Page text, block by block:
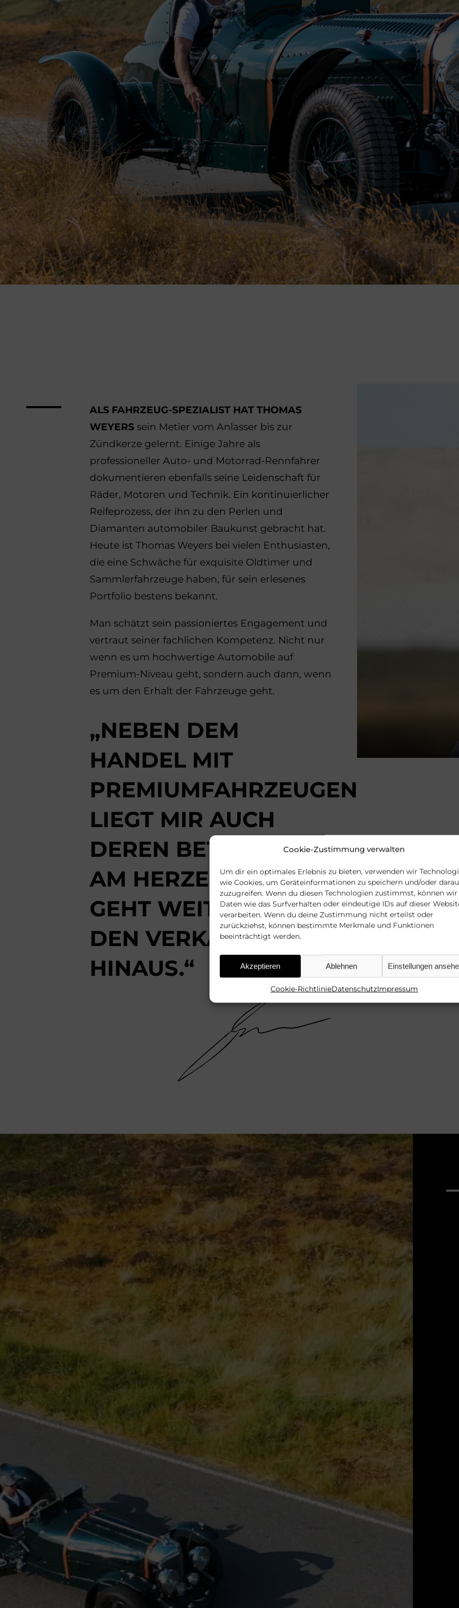
Cookie-Zustimmung verwalten
Um dir ein optimales Erlebnis zu bieten, verwenden wir
wie Cookies, um Geräteinformationen zu speichern und/oder
zuzugreifen. Wenn du diesen Technologien zustimmst, können wir
Daten wie das Surfverhalten oder eindeutige IDs auf dieser
verarbeiten. Wenn du deine Zustimmung nicht erteilst oder
zurückziehst, können bestimmte Merkmale und Funktionen
beeinträchtigt werden.
Akzeptieren Ablehnen Einstellungen
Cookie-RichtlinieDatenschutzImpressum
ALS FAHRZEUG-SPEZIALIST HAT THOMAS
WEYERS sein Metier vom Anlasser bis zur
Zündkerze gelernt. Einige Jahre als
professioneller Auto- und Motorrad-Rennfahrer
dokumentieren ebenfalls seine Leidenschaft für
Räder, Motoren und Technik. Ein kontinuierlicher
Reifeprozess, der ihn zu den Perlen und
Diamanten automobiler Baukunst gebracht hat.
Heute ist Thomas Weyers bei vielen Enthusiasten,
die eine Schwäche für exquisite Oldtimer und
Sammlerfahrzeuge haben, für sein erlesenes
Portfolio bestens bekannt.
Man schätzt sein passioniertes Engagement und
vertraut seiner fachlichen Kompetenz. Nicht nur
wenn es um hochwertige Automobile auf
Premium-Niveau geht, sondern auch dann, wenn
es um den Erhalt der Fahrzeuge geht.
„NEBEN DEM
HANDEL MIT
PREMIUMFAHRZEUGEN
LIEGT MIR AUCH
DEREN BETREUUNG
AM HERZEN – DAS
GEHT WEIT ÜBER
DEN VERKAUF
HINAUS.“